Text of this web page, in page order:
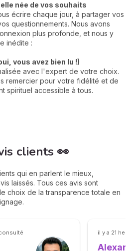
née de vos souhaits
écrire chaque jour, à partager vos
questionnements. Nous avons
plus profonde, et nous y
inédite :
vous avez bien lu !)
avec l'expert de votre choix.
remercier pour votre fidélité et de
spirituel accessible à tous.
clients 👀
qui en parlent le mieux,
laissés. Tous ces avis sont
choix de la transparence totale en
il y a 21